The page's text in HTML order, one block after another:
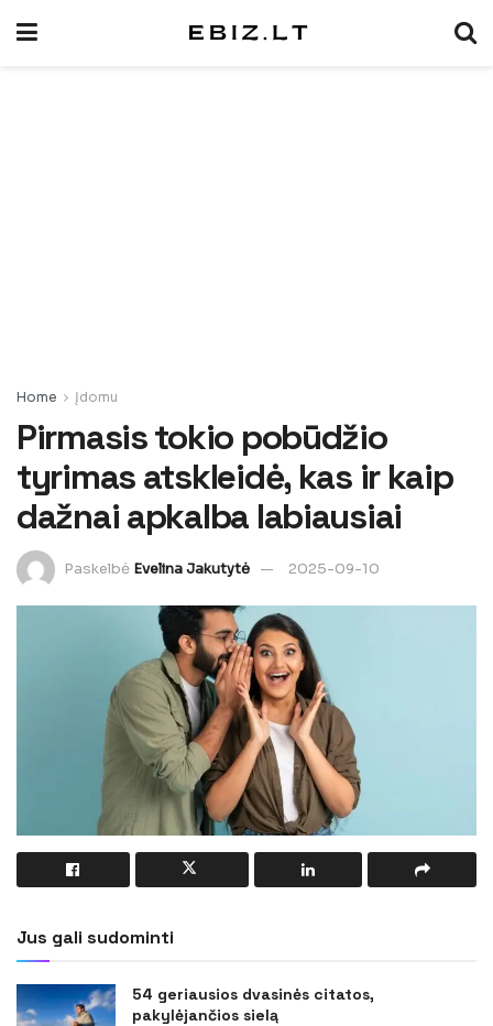
Home Įdomu
Pirmasis tokio pobūdžio
tyrimas atskleidė, kas ir kaip
dažnai apkalba labiausiai
Paskelbė Evelina Jakutytė 2025-09-10
Jus gali sudominti
54 geriausios dvasinės citatos,
pakylėjančios sielą